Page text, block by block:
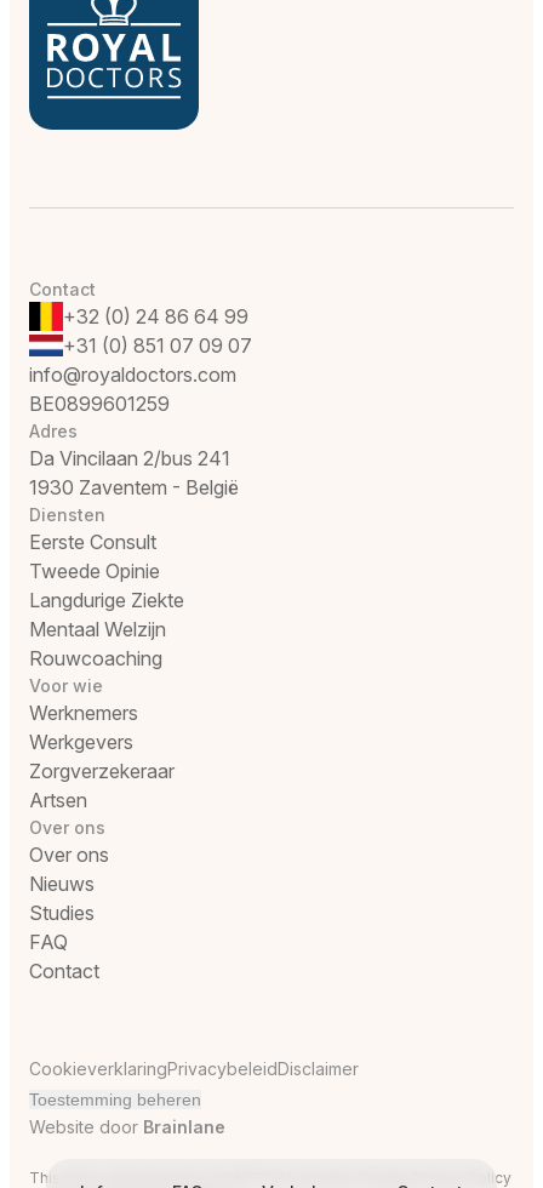
Contact
+32 (0) 24 86 64 99
+31 (0) 851 07 09 07
info@royaldoctors.com
BE0899601259
Adres
Da Vincilaan 2/bus 241
1930 Zaventem - België
Diensten
Eerste Consult
Tweede Opinie
Langdurige Ziekte
Mentaal Welzijn
Rouwcoaching
Voor wie
Werknemers
Werkgevers
Zorgverzekeraar
Artsen
Over ons
Over ons
Nieuws
Studies
FAQ
Contact
CookieverklaringPrivacybeleidDisclaimer
Toestemming beheren
Website door Brainlane
This site is protected by reCAPTCHA and the Google Privacy Policy